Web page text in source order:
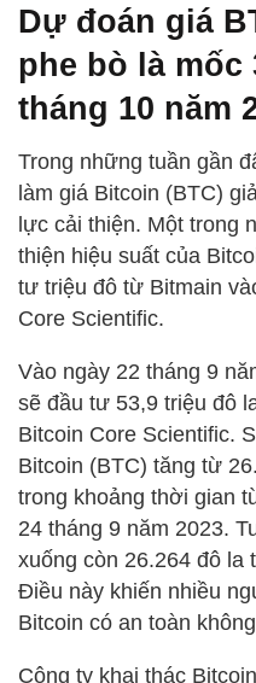
Dự đoán giá
phe bò là mốc
tháng 10 năm
Trong những tuần gần
làm giá Bitcoin (BTC)
lực cải thiện. Một trong
thiện hiệu suất của
tư triệu đô từ Bitmain
Core Scientific.
Vào ngày 22 tháng 9
sẽ đầu tư 53,9 triệu đô
Bitcoin Core Scientific.
Bitcoin (BTC) tăng từ
trong khoảng thời gian
24 tháng 9 năm 2023.
xuống còn 26.264 đô la
Điều này khiến nhiều
Bitcoin có an toàn
Công ty khai thác